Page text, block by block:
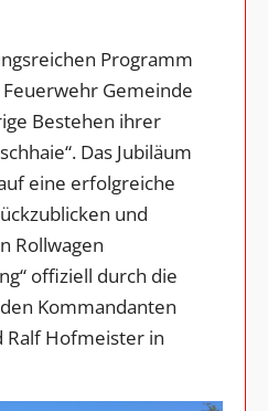
Programm
Gemeinde
Bestehen ihrer
Das Jubiläum
eine erfolgreiche
und
Rollwagen
offiziell durch die
Kommandanten
Ralf Hofmeister in